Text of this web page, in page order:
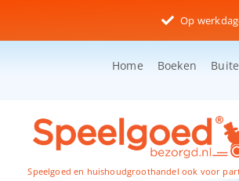
inhoud
Op
Home Boeken
Speelgoed en huishoudgroothandel ook voor